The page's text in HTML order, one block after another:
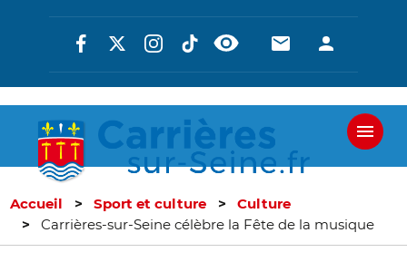
Aller
au
contenu
Réseaux
En-
-
En-
-
Accueil Sport et culture
Culture
Carrières-sur-Seine célèbre la Fête de la musique